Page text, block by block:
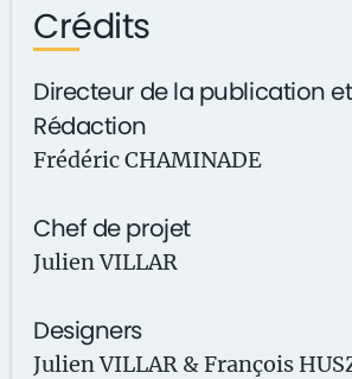
Crédits
Directeur de la publication
Rédaction
Frédéric CHAMINADE
Chef de projet
Julien VILLAR
Designers
Julien VILLAR & François